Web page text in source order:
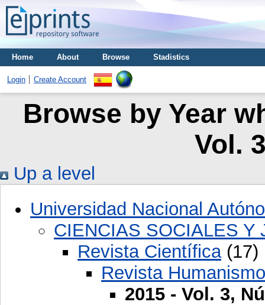
Home About Browse Stadistics
Login Create Account
Browse by Year
Vol.
Up a level
Universidad Nacional
CIENCIAS SOCIALES Y
Revista Científica(17)
Revista
2015 - Vol. 3,